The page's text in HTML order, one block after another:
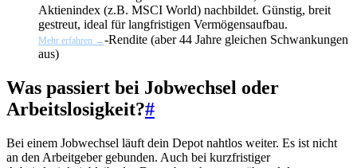
Aktienindex (z.B. MSCI World) nachbildet. Günstig, breit
gestreut, ideal für langfristigen Vermögensaufbau.
Mehr erfahren →-Rendite (aber 44 Jahre gleichen Schwankungen
aus)
Was passiert bei Jobwechsel oder
Arbeitslosigkeit?#
Bei einem Jobwechsel läuft dein Depot nahtlos weiter. Es ist nicht
an den Arbeitgeber gebunden. Auch bei kurzfristiger